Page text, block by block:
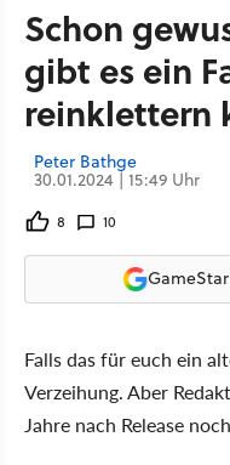
Schon
gibt es ein
reinklettern
Peter Bathge
30.01.2024 | 15:49 Uhr
8 10
Falls das für euch ein
Verzeihung. Aber
Jahre nach Release